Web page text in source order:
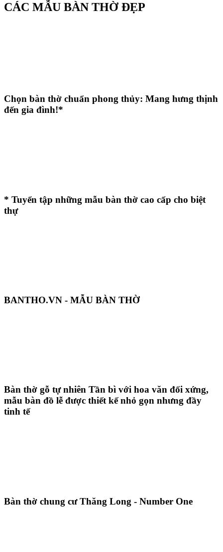
CÁC MẪU BÀN THỜ ĐẸP
Chọn bàn thờ chuẩn phong thủy: Mang hưng thịnh
đến gia đình!*
* Tuyển tập những mẫu bàn thờ cao cấp cho biệt
thự
BANTHO.VN - MẪU BÀN THỜ
Bàn thờ gỗ tự nhiên Tần bì với hoa văn đối xứng,
mẫu bàn đồ lễ được thiết kế nhỏ gọn nhưng đầy
tinh tế
Bàn thờ chung cư Thăng Long - Number One